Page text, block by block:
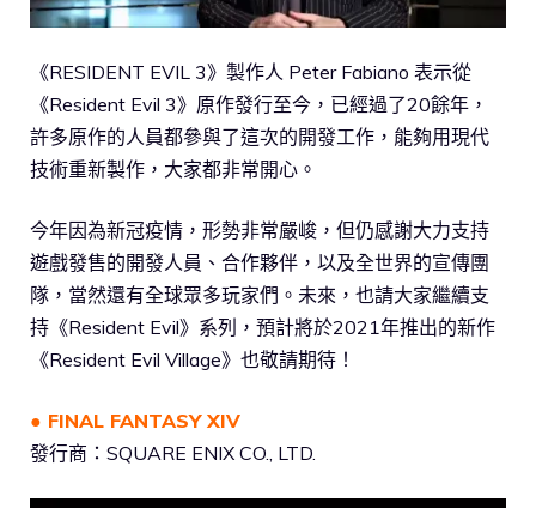
《RESIDENT EVIL 3》製作人 Peter Fabiano 表示從
《Resident Evil 3》原作發行至今，已經過了20餘年，
許多原作的人員都參與了這次的開發工作，能夠用現代
技術重新製作，大家都非常開心。
今年因為新冠疫情，形勢非常嚴峻，但仍感謝大力支持
遊戲發售的開發人員、合作夥伴，以及全世界的宣傳團
隊，當然還有全球眾多玩家們。未來，也請大家繼續支
持《Resident Evil》系列，預計將於2021年推出的新作
《Resident Evil Village》也敬請期待！
● FINAL FANTASY XIV
發行商：SQUARE ENIX CO., LTD.